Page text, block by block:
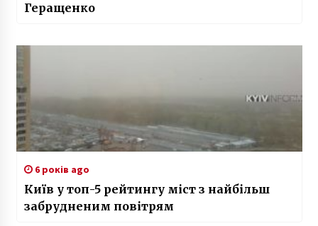
Геращенко
6 років ago
Київ у топ-5 рейтингу міст з найбільш
забрудненим повітрям